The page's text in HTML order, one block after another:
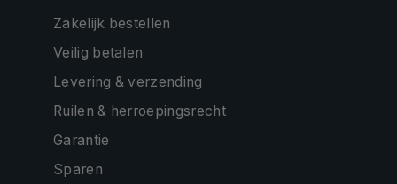
Zakelijk bestellen
Veilig betalen
Levering & verzending
Ruilen & herroepingsrecht
Garantie
Sparen